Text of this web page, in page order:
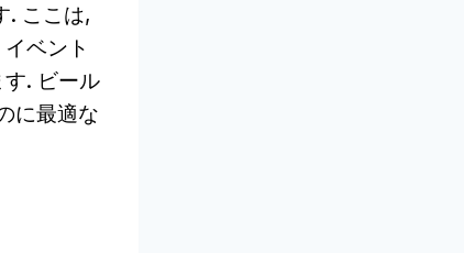
. ここは,
ベント
. ビール
に最適な